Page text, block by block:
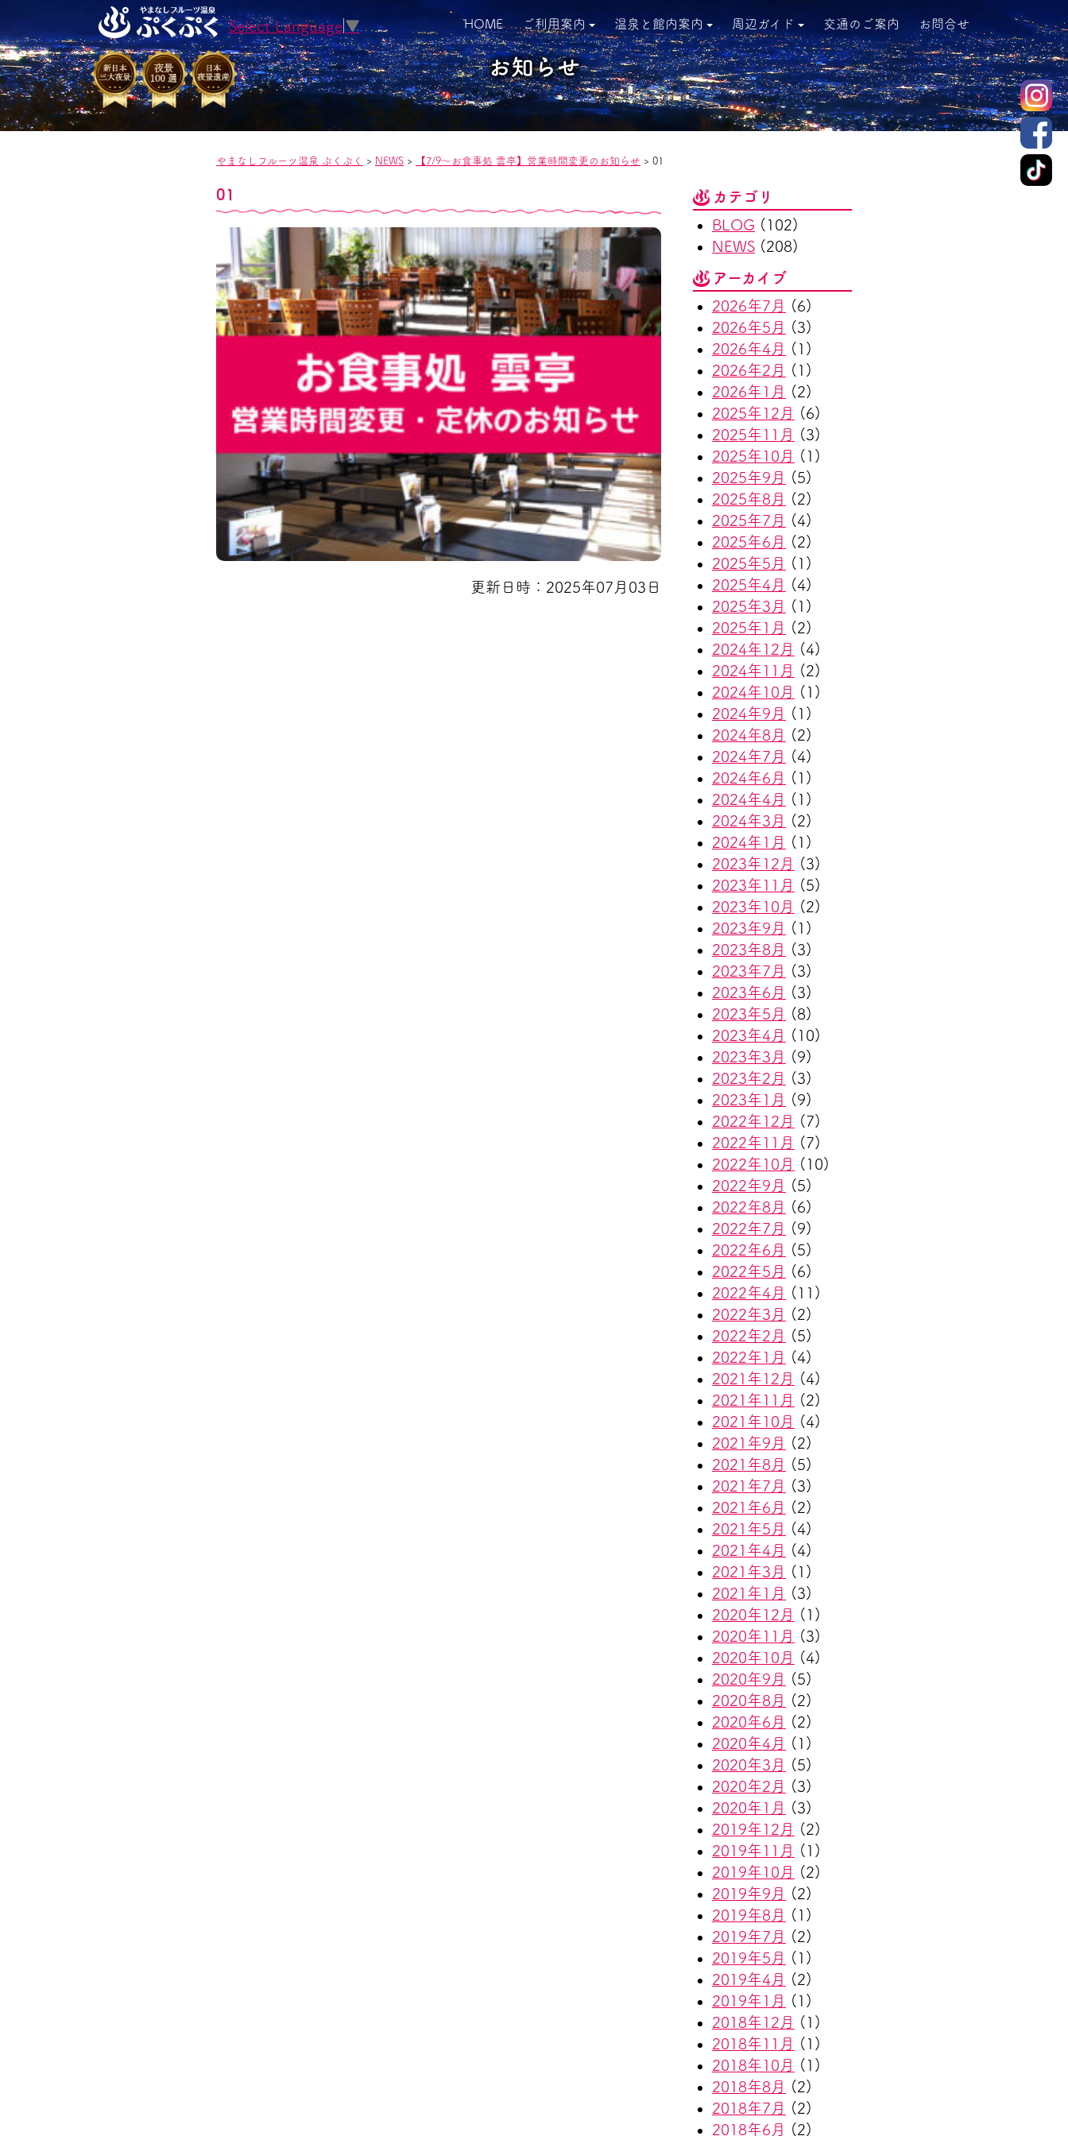
HOME ご利用案内 温泉と館内案内 周辺ガイド 交通のご案内 お問合せ
Select Language ▼
お知らせ
やまなしフルーツ温泉 ぷくぷく > NEWS > 【7/9〜お食事処 雲亭】営業時間変更のお知らせ > 01
01
更新日時：2025年07月03日
カテゴリ
BLOG (102)
NEWS (208)
アーカイブ
2026年7月
(6)
2026年5月
(3)
2026年4月
(1)
2026年2月
(1)
2026年1月
(2)
2025年12月
(6)
2025年11月
(3)
2025年10月
(1)
2025年9月
(5)
2025年8月
(2)
2025年7月
(4)
2025年6月
(2)
2025年5月
(1)
2025年4月
(4)
2025年3月
(1)
2025年1月
(2)
2024年12月
(4)
2024年11月
(2)
2024年10月
(1)
2024年9月
(1)
2024年8月
(2)
2024年7月
(4)
2024年6月
(1)
2024年4月
(1)
2024年3月
(2)
2024年1月
(1)
2023年12月
(3)
2023年11月
(5)
2023年10月
(2)
2023年9月
(1)
2023年8月
(3)
2023年7月
(3)
2023年6月
(3)
2023年5月
(8)
2023年4月
(10)
2023年3月
(9)
2023年2月
(3)
2023年1月
(9)
2022年12月
(7)
2022年11月
(7)
2022年10月
(10)
2022年9月
(5)
2022年8月
(6)
2022年7月
(9)
2022年6月
(5)
2022年5月
(6)
2022年4月
(11)
2022年3月
(2)
2022年2月
(5)
2022年1月
(4)
2021年12月
(4)
2021年11月
(2)
2021年10月
(4)
2021年9月
(2)
2021年8月
(5)
2021年7月
(3)
2021年6月
(2)
2021年5月
(4)
2021年4月
(4)
2021年3月
(1)
2021年1月
(3)
2020年12月
(1)
2020年11月
(3)
2020年10月
(4)
2020年9月
(5)
2020年8月
(2)
2020年6月
(2)
2020年4月
(1)
2020年3月
(5)
2020年2月
(3)
2020年1月
(3)
2019年12月
(2)
2019年11月
(1)
2019年10月
(2)
2019年9月
(2)
2019年8月
(1)
2019年7月
(2)
2019年5月
(1)
2019年4月
(2)
2019年1月
(1)
2018年12月
(1)
2018年11月
(1)
2018年10月
(1)
2018年8月
(2)
2018年7月
(2)
2018年6月
(2)